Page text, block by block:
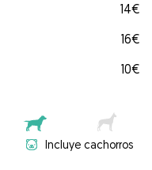
14€
16€
10€
Incluye cachorros